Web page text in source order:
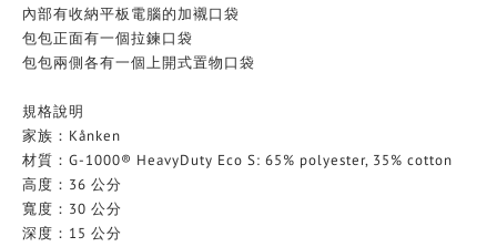
內部有收納平板電腦的加襯口袋
包包正面有一個拉鍊口袋
包包兩側各有一個上開式置物口袋
規格說明
家族：Kånken
材質：G-1000® HeavyDuty Eco S: 65% polyester, 35% cotton
高度：36 公分
寬度：30 公分
深度：15 公分